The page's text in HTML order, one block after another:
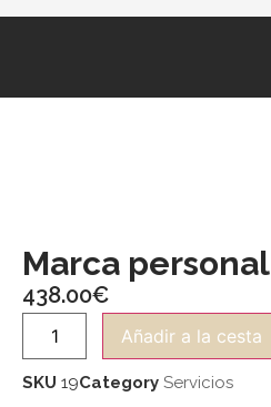
Marca personal
438.00€
Añadir a la cesta
SKU 19Category Servicios